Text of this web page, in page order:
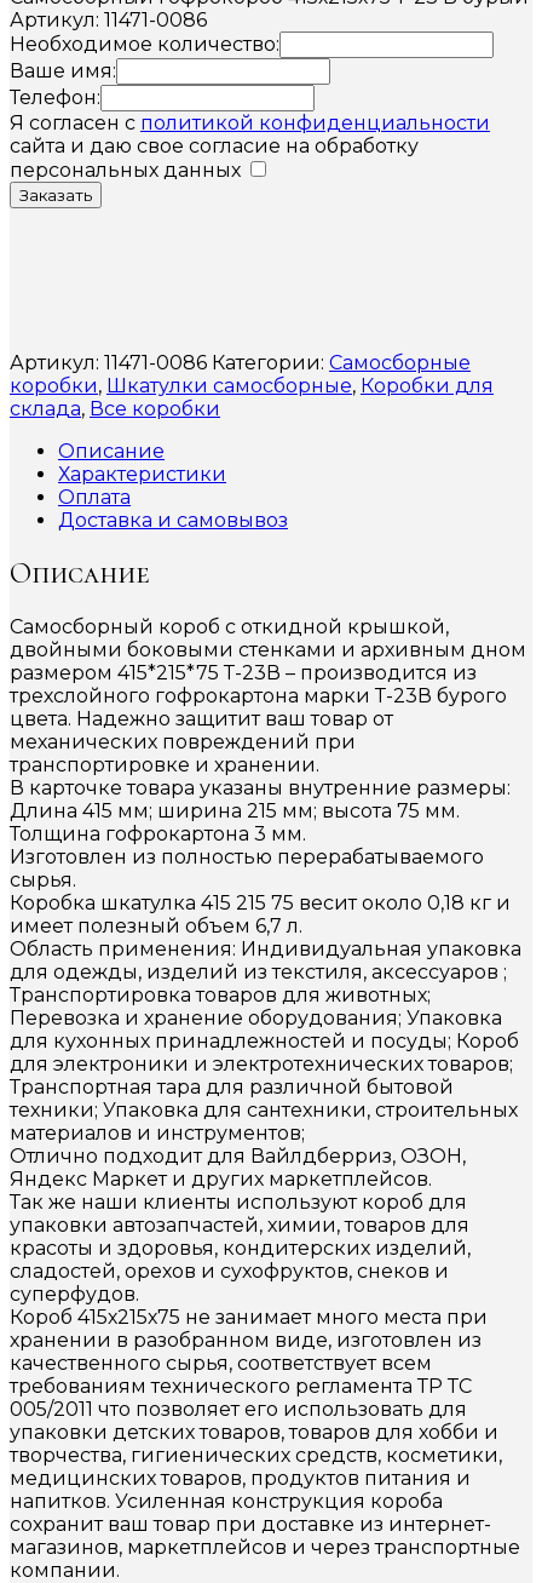
Артикул: 11471-0086
Необходимое количество:
Ваше имя:
Телефон:
Я согласен с политикой конфиденциальности
сайта и даю свое согласие на обработку
персональных данных
Заказать
Артикул: 11471-0086 Категории: Самосборные
коробки, Шкатулки самосборные, Коробки для
склада, Все коробки
Описание
Характеристики
Оплата
Доставка и самовывоз
Описание
Самосборный короб с откидной крышкой,
двойными боковыми стенками и архивным дном
размером 415*215*75 Т-23В – производится из
трехслойного гофрокартона марки Т-23В бурого
цвета. Надежно защитит ваш товар от
механических повреждений при
транспортировке и хранении.
В карточке товара указаны внутренние размеры:
Длина 415 мм; ширина 215 мм; высота 75 мм.
Толщина гофрокартона 3 мм.
Изготовлен из полностью перерабатываемого
сырья.
Коробка шкатулка 415 215 75 весит около 0,18 кг и
имеет полезный объем 6,7 л.
Область применения: Индивидуальная упаковка
для одежды, изделий из текстиля, аксессуаров ;
Транспортировка товаров для животных;
Перевозка и хранение оборудования; Упаковка
для кухонных принадлежностей и посуды; Короб
для электроники и электротехнических товаров;
Транспортная тара для различной бытовой
техники; Упаковка для сантехники, строительных
материалов и инструментов;
Отлично подходит для Вайлдберриз, ОЗОН,
Яндекс Маркет и других маркетплейсов.
Так же наши клиенты используют короб для
упаковки автозапчастей, химии, товаров для
красоты и здоровья, кондитерских изделий,
сладостей, орехов и сухофруктов, снеков и
суперфудов.
Короб 415х215х75 не занимает много места при
хранении в разобранном виде, изготовлен из
качественного сырья, соответствует всем
требованиям технического регламента ТР ТС
005/2011 что позволяет его использовать для
упаковки детских товаров, товаров для хобби и
творчества, гигиенических средств, косметики,
медицинских товаров, продуктов питания и
напитков. Усиленная конструкция короба
сохранит ваш товар при доставке из интернет-
магазинов, маркетплейсов и через транспортные
компании.